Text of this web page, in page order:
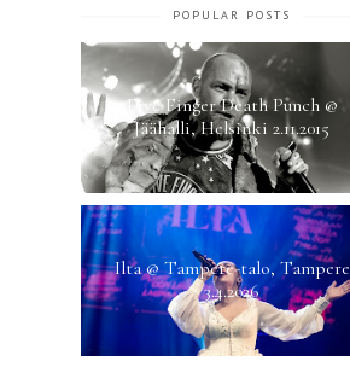
POPULAR POSTS
Five Finger Death Punch @
Jäähalli, Helsinki 2.11.2015
Ilta @ Tampere-talo, Tampere
3.4.2026